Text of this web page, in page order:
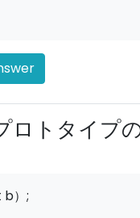
ロトタイプ
）;